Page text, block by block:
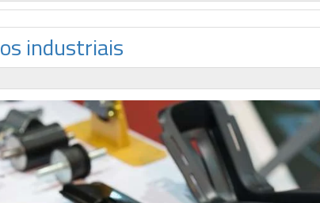
industriais